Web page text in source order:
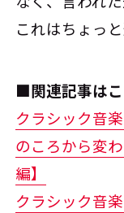
これはちょっ
■関連記事は
クラシック音
のころから変
編】
クラシック音